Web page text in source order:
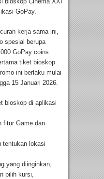
GoPay.”
kerja sama ini,
spesial berupa
GoPay coins
tiket bioskop
ini berlaku mulai
15 Januari 2026.
bioskop di aplikasi
fitur Game dan
tentukan lokasi
yang diinginkan,
pilih kursi,